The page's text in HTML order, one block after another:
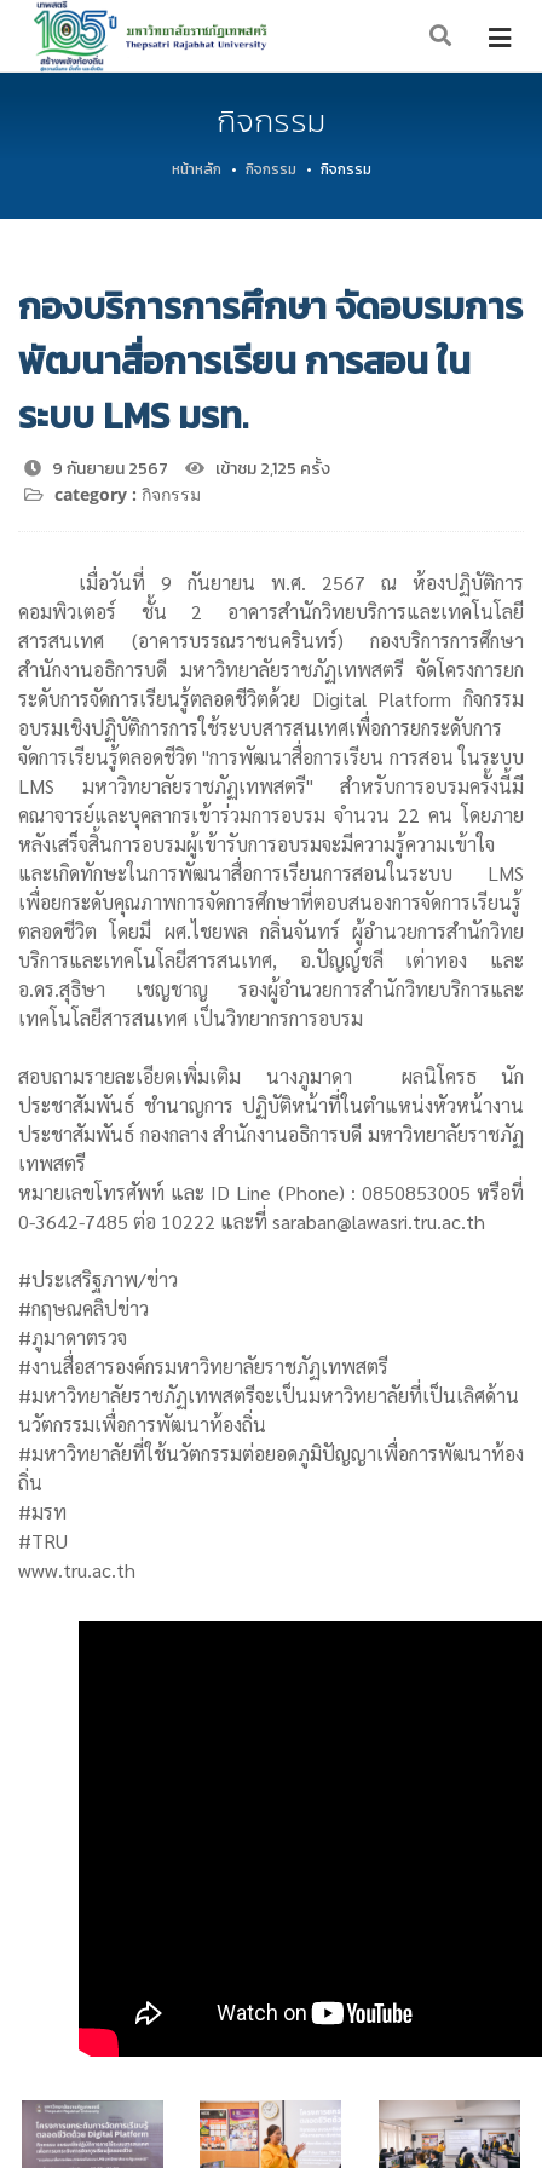
กิจกรรม
หน้าหลัก กิจกรรม กิจกรรม
กองบริการการศึกษา จัดอบรมการ
พัฒนาสื่อการเรียน การสอน ใน
ระบบ LMS มรท.
9 กันยายน 2567 เข้าชม 2,125 ครั้ง
category : กิจกรรม
เมื่อวันที่ 9 กันยายน พ.ศ. 2567 ณ ห้องปฏิบัติการ
คอมพิวเตอร์ ชั้น 2 อาคารสำนักวิทยบริการและเทคโนโลยี
สารสนเทศ (อาคารบรรณราชนครินทร์) กองบริการการศึกษา
สำนักงานอธิการบดี มหาวิทยาลัยราชภัฏเทพสตรี จัดโครงการยก
ระดับการจัดการเรียนรู้ตลอดชีวิตด้วย Digital Platform กิจกรรม
อบรมเชิงปฏิบัติการการใช้ระบบสารสนเทศเพื่อการยกระดับการ
จัดการเรียนรู้ตลอดชีวิต "การพัฒนาสื่อการเรียน การสอน ในระบบ
LMS มหาวิทยาลัยราชภัฏเทพสตรี" สำหรับการอบรมครั้งนี้มี
คณาจารย์และบุคลากรเข้าร่วมการอบรม จำนวน 22 คน โดยภาย
หลังเสร็จสิ้นการอบรมผู้เข้ารับการอบรมจะมีความรู้ความเข้าใจ
และเกิดทักษะในการพัฒนาสื่อการเรียนการสอนในระบบ LMS
เพื่อยกระดับคุณภาพการจัดการศึกษาที่ตอบสนองการจัดการเรียนรู้
ตลอดชีวิต โดยมี ผศ.ไชยพล กลิ่นจันทร์ ผู้อำนวยการสำนักวิทย
บริการและเทคโนโลยีสารสนเทศ, อ.ปัญญ์ชลี เต่าทอง และ
อ.ดร.สุธิษา เชญชาญ รองผู้อำนวยการสำนักวิทยบริการและ
เทคโนโลยีสารสนเทศ เป็นวิทยากรการอบรม
สอบถามรายละเอียดเพิ่มเติม นางภูมาดา ผลนิโครธ นัก
ประชาสัมพันธ์ ชำนาญการ ปฏิบัติหน้าที่ในตำแหน่งหัวหน้างาน
ประชาสัมพันธ์ กองกลาง สำนักงานอธิการบดี มหาวิทยาลัยราชภัฏ
เทพสตรี
หมายเลขโทรศัพท์ และ ID Line (Phone) : 0850853005 หรือที่
0-3642-7485 ต่อ 10222 และที่ saraban@lawasri.tru.ac.th
#ประเสริฐภาพ/ข่าว
#กฤษณคลิปข่าว
#ภูมาดาตรวจ
#งานสื่อสารองค์กรมหาวิทยาลัยราชภัฏเทพสตรี
#มหาวิทยาลัยราชภัฏเทพสตรีจะเป็นมหาวิทยาลัยที่เป็นเลิศด้าน
นวัตกรรมเพื่อการพัฒนาท้องถิ่น
#มหาวิทยาลัยที่ใช้นวัตกรรมต่อยอดภูมิปัญญาเพื่อการพัฒนาท้อง
ถิ่น
#มรท
#TRU
www.tru.ac.th